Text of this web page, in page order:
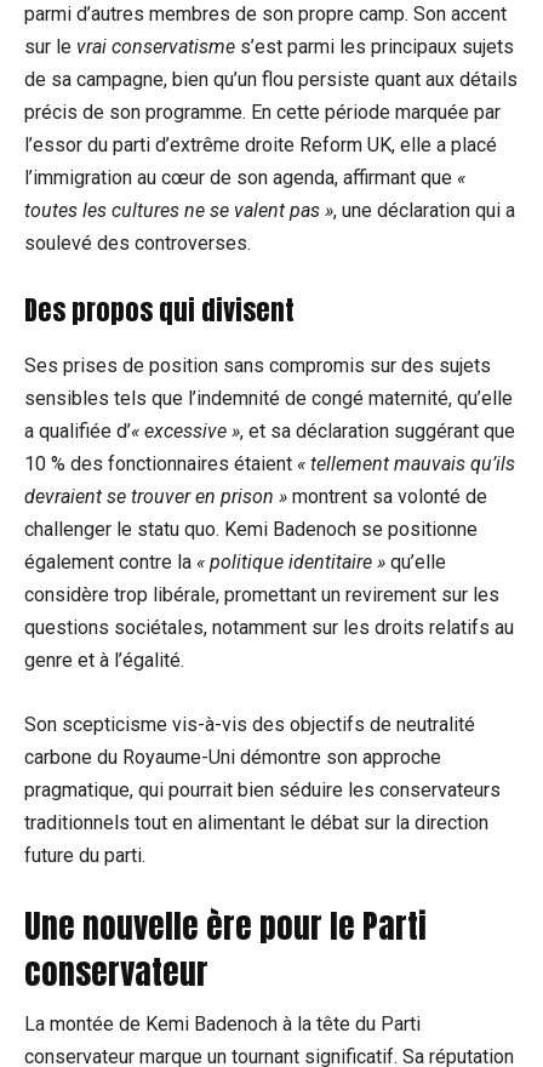
parmi d’autres membres de son propre camp. Son accent
sur le vrai conservatisme s’est parmi les principaux sujets
de sa campagne, bien qu’un flou persiste quant aux détails
précis de son programme. En cette période marquée par
l’essor du parti d’extrême droite Reform UK, elle a placé
l’immigration au cœur de son agenda, affirmant que «
toutes les cultures ne se valent pas », une déclaration qui a
soulevé des controverses.
Des propos qui divisent
Ses prises de position sans compromis sur des sujets
sensibles tels que l’indemnité de congé maternité, qu’elle
a qualifiée d’« excessive », et sa déclaration suggérant que
10 % des fonctionnaires étaient « tellement mauvais qu’ils
devraient se trouver en prison » montrent sa volonté de
challenger le statu quo. Kemi Badenoch se positionne
également contre la « politique identitaire » qu’elle
considère trop libérale, promettant un revirement sur les
questions sociétales, notamment sur les droits relatifs au
genre et à l’égalité.
Son scepticisme vis-à-vis des objectifs de neutralité
carbone du Royaume-Uni démontre son approche
pragmatique, qui pourrait bien séduire les conservateurs
traditionnels tout en alimentant le débat sur la direction
future du parti.
Une nouvelle ère pour le Parti
conservateur
La montée de Kemi Badenoch à la tête du Parti
conservateur marque un tournant significatif. Sa réputation